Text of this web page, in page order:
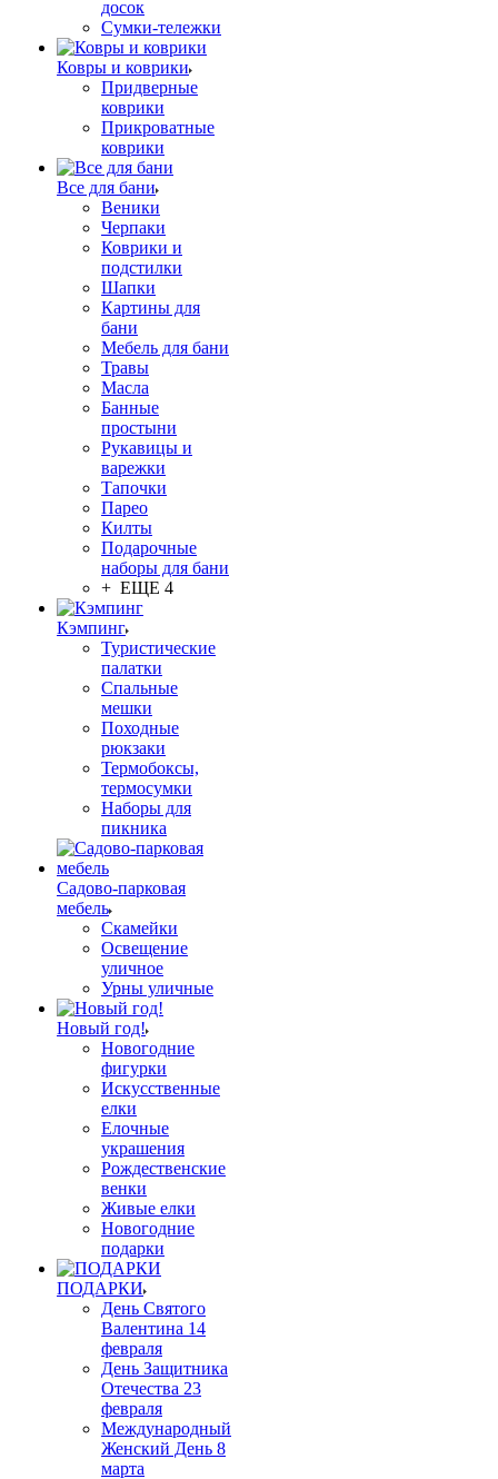
досок
Сумки-тележки
Ковры и коврики
Придверные
коврики
Прикроватные
коврики
Все для бани
Веники
Черпаки
Коврики и
подстилки
Шапки
Картины для
бани
Мебель для бани
Травы
Масла
Банные
простыни
Рукавицы и
варежки
Тапочки
Парео
Килты
Подарочные
наборы для бани
+ ЕЩЕ 4
Кэмпинг
Туристические
палатки
Спальные
мешки
Походные
рюкзаки
Термобоксы,
термосумки
Наборы для
пикника
Садово-парковая
мебель
Скамейки
Освещение
уличное
Урны уличные
Новый год!
Новогодние
фигурки
Искусственные
елки
Елочные
украшения
Рождественские
венки
Живые елки
Новогодние
подарки
ПОДАРКИ
День Святого
Валентина 14
февраля
День Защитника
Отечества 23
февраля
Международный
Женский День 8
марта